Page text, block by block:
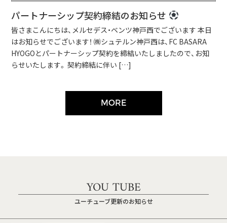
パートナーシップ契約締結のお知らせ
皆さまこんにちは、メルセデス・ベンツ神戸西でございます 本日
はお知らせでございます！ ㈱シュテルン神戸西は、FC BASARA
HYOGOとパートナーシップ契約を締結いたしましたので、お知
らせいたします。 契約締結に伴い […]
MORE
YOU TUBE
ユーチューブ更新のお知らせ